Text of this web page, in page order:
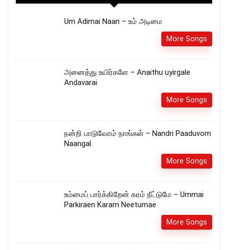
Um Adimai Naan – உம் அடிமை
More Songs
அனைத்து உயிர்களே – Anaithu uyirgale
Andavarai
More Songs
நன்றி பாடுவோம் நாங்கள் – Nandri Paaduvom
Naangal
More Songs
உம்மைப் பார்க்கிறேன் கரம் நீட்டுமே – Ummai
Parkiraen Karam Neetumae
More Songs